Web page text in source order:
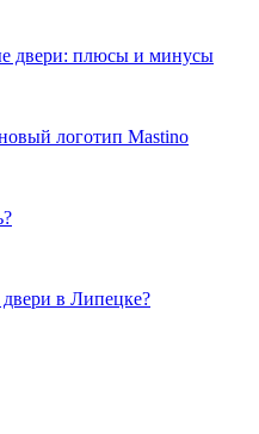
двери: плюсы и минусы
логотип Mastino
в Липецке?